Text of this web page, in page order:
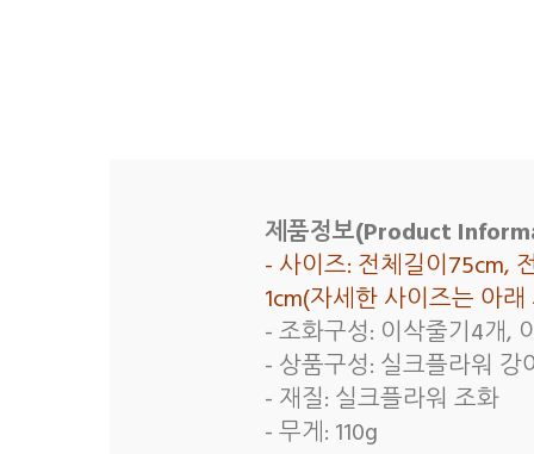
제품정보(Product
- 사이즈: 전체길이75cm,
1cm(자세한 사이즈는 아
- 조화구성: 이삭줄기4개,
- 상품구성: 실크플라워
- 재질: 실크플라워 조화
- 무게: 110g